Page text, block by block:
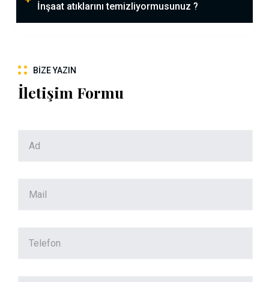
İnşaat atıklarını temizliyormusunuz ?
BIZE YAZIN
İletişim Formu